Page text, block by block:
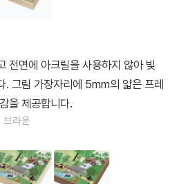
전면에 아크릴을 사용하지 않아 빛
. 그림 가장자리에 5mm의 얇은 프레
을 제공합니다.
라운